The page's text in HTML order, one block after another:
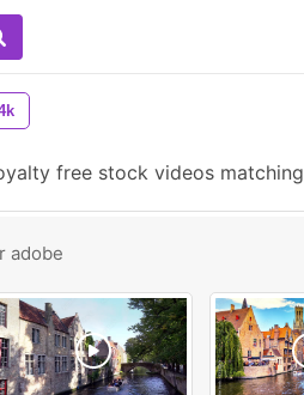
free stock videos matching
adobe